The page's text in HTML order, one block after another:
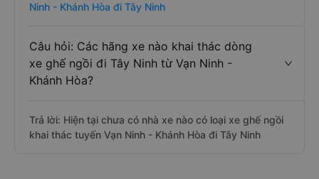
Ninh - Khánh Hòa đi Tây Ninh
Câu hỏi: Các hãng xe nào khai thác dòng
xe ghế ngồi đi Tây Ninh từ Vạn Ninh -
Khánh Hòa?
Trả lời: Hiện tại chưa có nhà xe nào có loại xe ghế ngồi
khai thác tuyến Vạn Ninh - Khánh Hòa đi Tây Ninh